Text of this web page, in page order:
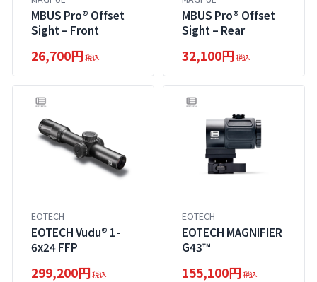
MBUS Pro® Offset
Sight – Front
26,700円税込
MBUS Pro® Offset
Sight – Rear
32,100円税込
EOTECH
EOTECH Vudu® 1-
6x24 FFP
299,200円税込
EOTECH
EOTECH MAGNIFIER
G43™
155,100円税込